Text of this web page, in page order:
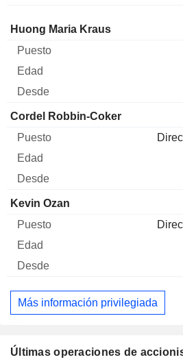
Administrador Puesto
Huong Maria Kraus
Cordel Robbin-Coker
Kevin Ozan
Más información privilegiada
Últimas operaciones de